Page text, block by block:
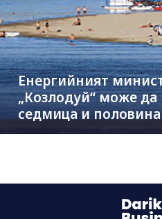
Енергийният
„Козлодуй“ може
седмица и
на Дунав